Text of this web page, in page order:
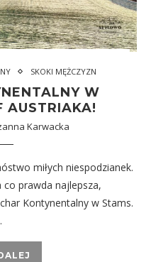
SKOKI MĘŻCZYZN
W
AUSTRIAKA!
Karwacka
miłych niespodzianek.
co prawda najlepsza,
Kontynentalny w Stams.